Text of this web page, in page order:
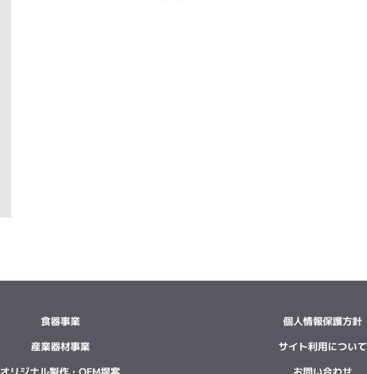
食器事業
産業器材事業
オリジナル製作・OEM提案
個人情報保護方針
サイト利用について
お問い合わせ